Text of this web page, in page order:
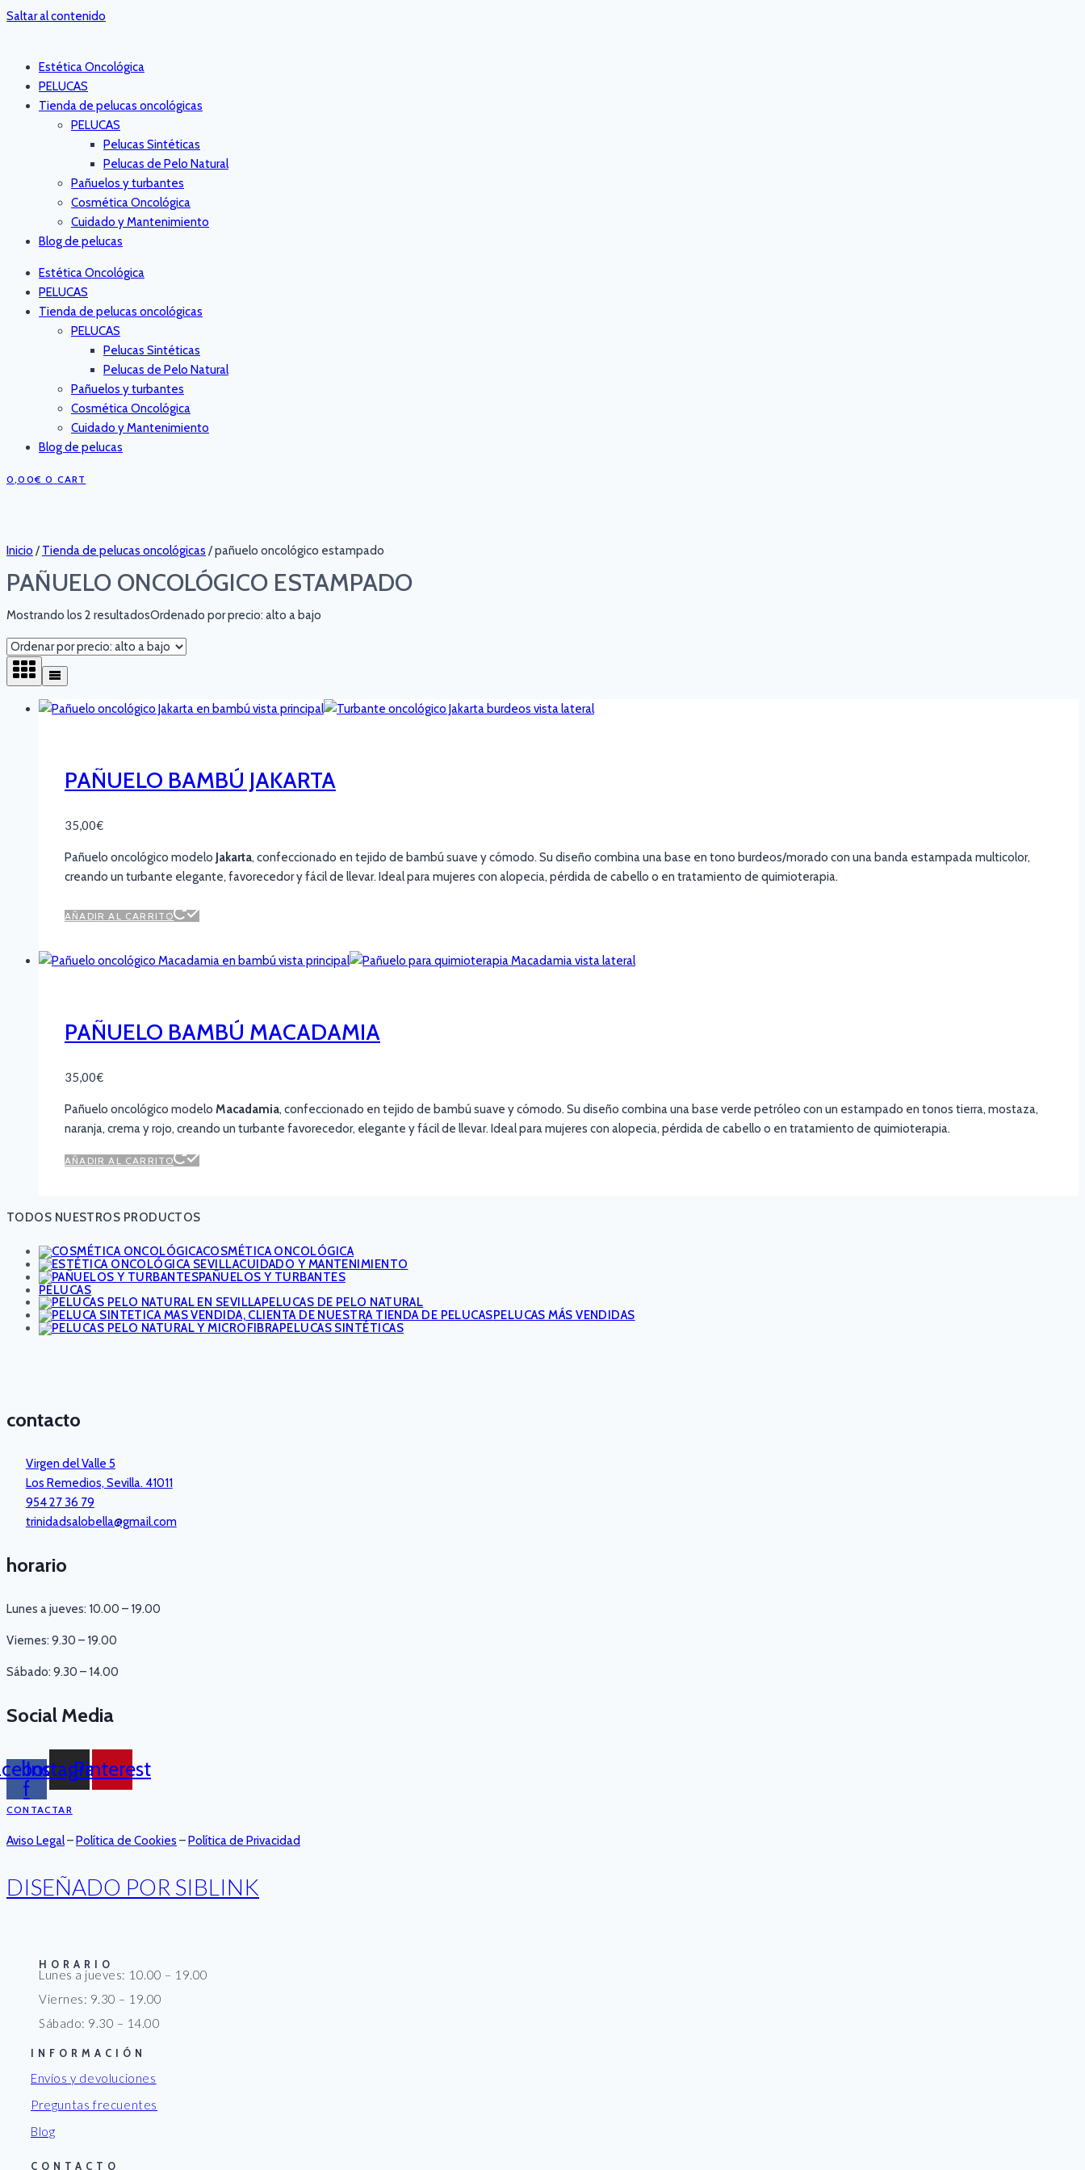
Saltar al contenido
Estética Oncológica
PELUCAS
Tienda de pelucas oncológicas
PELUCAS
Pelucas Sintéticas
Pelucas de Pelo Natural
Pañuelos y turbantes
Cosmética Oncológica
Cuidado y Mantenimiento
Blog de pelucas
Estética Oncológica
PELUCAS
Tienda de pelucas oncológicas
PELUCAS
Pelucas Sintéticas
Pelucas de Pelo Natural
Pañuelos y turbantes
Cosmética Oncológica
Cuidado y Mantenimiento
Blog de pelucas
0,00€ 0 CART
Inicio / Tienda de pelucas oncológicas /pañuelo oncológico estampado
PAÑUELO ONCOLÓGICO ESTAMPADO
Mostrando los 2 resultadosOrdenado por precio: alto a bajo
PAÑUELO BAMBÚ JAKARTA
35,00€
Pañuelo oncológico modelo Jakarta, confeccionado en tejido de bambú suave y cómodo. Su diseño combina una base en tono burdeos/morado con una banda estampada multicolor,
creando un turbante elegante, favorecedor y fácil de llevar. Ideal para mujeres con alopecia, pérdida de cabello o en tratamiento de quimioterapia.
AÑADIR AL CARRITO
PAÑUELO BAMBÚ MACADAMIA
35,00€
Pañuelo oncológico modelo Macadamia, confeccionado en tejido de bambú suave y cómodo. Su diseño combina una base verde petróleo con un estampado en tonos tierra, mostaza,
naranja, crema y rojo, creando un turbante favorecedor, elegante y fácil de llevar. Ideal para mujeres con alopecia, pérdida de cabello o en tratamiento de quimioterapia.
AÑADIR AL CARRITO
TODOS NUESTROS PRODUCTOS
COSMÉTICA ONCOLÓGICA
CUIDADO Y MANTENIMIENTO
PAÑUELOS Y TURBANTES
PELUCAS
PELUCAS DE PELO NATURAL
PELUCAS MÁS VENDIDAS
PELUCAS SINTÉTICAS
contacto
Virgen del Valle 5
Los Remedios, Sevilla. 41011
954 27 36 79
trinidadsalobella@gmail.com
horario
Lunes a jueves: 10.00 – 19.00
Viernes: 9.30 – 19.00
Sábado: 9.30 – 14.00
Social Media
f
InstagramPinterest
CONTACTAR
Aviso Legal– Política de Cookies – Política de Privacidad
DISEÑADO POR SIBLINK
HORARIO
Lunes a jueves: 10.00 – 19.00
Viernes: 9.30 – 19.00
Sábado: 9.30 – 14.00
INFORMACIÓN
Envíos y devoluciones
Preguntas frecuentes
Blog
CONTACTO